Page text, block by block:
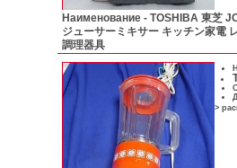
Наименование - TOSHIBA 東芝
ジューサーミキサー キッチン家電
調理器具
>